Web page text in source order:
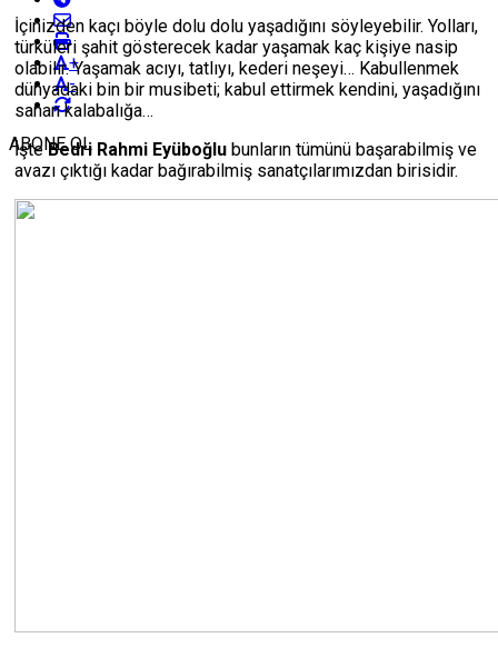
+
-
ABONE OL
İçinizden kaçı böyle dolu dolu yaşadığını söyleyebilir. Yolları,
türküleri şahit gösterecek kadar yaşamak kaç kişiye nasip
olabilir. Yaşamak acıyı, tatlıyı, kederi neşeyi… Kabullenmek
dünyadaki bin bir musibeti; kabul ettirmek kendini, yaşadığını
sanan kalabalığa…
İşteBedri Rahmi Eyüboğlu bunların tümünü başarabilmiş ve
avazı çıktığı kadar bağırabilmiş sanatçılarımızdan birisidir.